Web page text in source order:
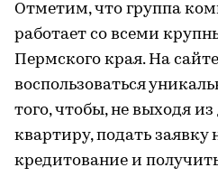
Отметим, что группа
работает со всеми
Пермского края. На
воспользоваться
того, чтобы, не выходя
квартиру, подать заявку
кредитование и